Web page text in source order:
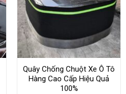
Quây Chống Chuột Xe Ô Tô
Hàng Cao Cấp Hiệu Quả
100%